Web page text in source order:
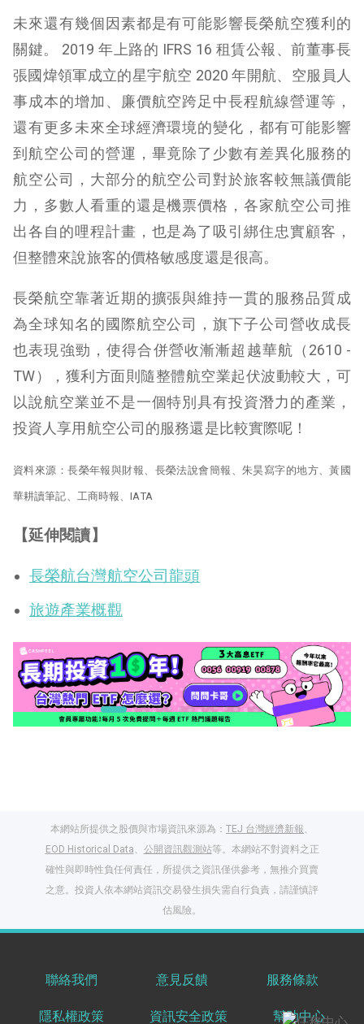
未來還有幾個因素都是有可能影響長榮航空獲利的
關鍵。 2019 年上路的 IFRS 16 租賃公報、前董事長
張國煒領軍成立的星宇航空 2020 年開航、空服員人
事成本的增加、廉價航空跨足中長程航線營運等，
還有更多未來全球經濟環境的變化，都有可能影響
到航空公司的營運，畢竟除了少數有差異化服務的
航空公司，大部分的航空公司對於旅客較無議價能
力，多數人看重的還是機票價格，各家航空公司推
出各自的哩程計畫，也是為了吸引綁住忠實顧客，
但整體來說旅客的價格敏感度還是很高。
長榮航空靠著近期的擴張與維持一貫的服務品質成
為全球知名的國際航空公司，旗下子公司營收成長
也表現強勁，使得合併營收漸漸超越華航（2610 -
TW），獲利方面則隨整體航空業起伏波動較大，可
以說航空業並不是一個特別具有投資潛力的產業，
投資人享用航空公司的服務還是比較實際呢！
資料來源：長榮年報與財報、長榮法說會簡報、朱昊寫字的地方、黃國
華耕讀筆記、工商時報、IATA
【延伸閱讀】
長榮航台灣航空公司龍頭
旅遊產業概觀
本網站所提供之股價與市場資訊來源為： TEJ 台灣經濟新報、
EOD Historical Data、 公開資訊觀測站等。本網站不對資料之正
確性與即時性負任何責任，所提供之資訊僅供參考，無推介買賣
之意。投資人依本網站資訊交易發生損失需自行負責，請謹慎評
估風險。
聯絡我們 意見反饋 服務條款
隱私權政策 資訊安全政策 幫助中心